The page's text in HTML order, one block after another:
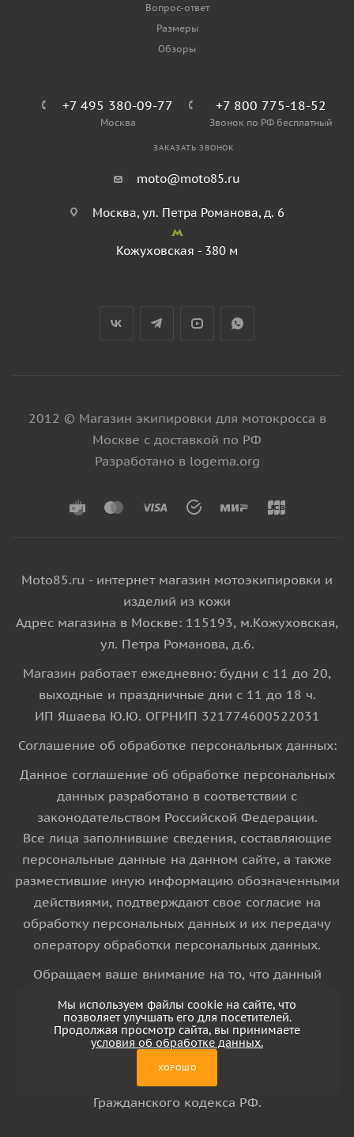
Вопрос-ответ
Размеры
Обзоры
+7 495 380-09-77
Москва
+7 800 775-18-52
Звонок по РФ бесплатный
ЗАКАЗАТЬ ЗВОНОК
moto@moto85.ru
Москва, ул. Петра Романова, д. 6
Кожуховская - 380 м
2012 © Магазин экипировки для мотокросса в
Москве с доставкой по РФ
Разработано в logema.org
Moto85.ru - интернет магазин мотоэкипировки и
изделий из кожи
Адрес магазина в Москве: 115193, м.Кожуховская,
ул. Петра Романова, д.6.
Магазин работает ежедневно: будни с 11 до 20,
выходные и праздничные дни с 11 до 18 ч.
ИП Яшаева Ю.Ю. ОГРНИП 321774600522031
Соглашение об обработке персональных данных:
Данное соглашение об обработке персональных
данных разработано в соответствии с
законодательством Российской Федерации.
Все лица заполнившие сведения, составляющие
персональные данные на данном сайте, а также
разместившие иную информацию обозначенными
действиями, подтверждают свое согласие на
обработку персональных данных и их передачу
оператору обработки персональных данных.
Обращаем ваше внимание на то, что данный
информационный характер и ни при каких
условиях информационные материалы и цены,
Гражданского кодекса РФ.
Мы используем файлы cookie на сайте, что
позволяет улучшать его для посетителей.
Продолжая просмотр сайта, вы принимаете
условия об обработке данных.
ХОРОШО